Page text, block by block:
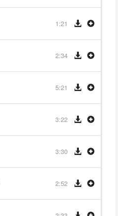
1:21
2:34
5:21
3:22
3:30
2:52